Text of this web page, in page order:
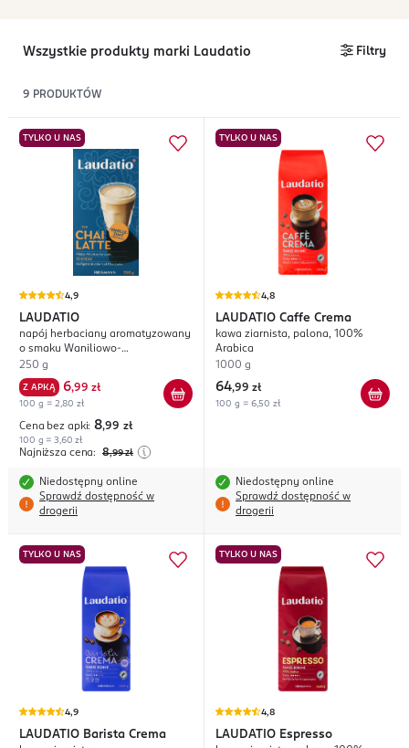
Wszystkie produkty marki Laudatio Filtry
9 PRODUKTÓW
TYLKO U NAS
4,9
LAUDATIO
napój herbaciany aromatyzowany
o smaku Waniliowo-
Cynamonowym, typu Chai Latte
250 g
Z APKĄ 6,99 zł
100 g = 2,80 zł
Cena bez apki: 8,99 zł
100 g = 3,60 zł
Najniższa cena: 8,99 zł
Niedostępny online
Sprawdź dostępność w
drogerii
TYLKO U NAS
4,8
LAUDATIO Caffe Crema
kawa ziarnista, palona, 100%
Arabica
1000 g
64,99 zł
100 g = 6,50 zł
Niedostępny online
Sprawdź dostępność w
drogerii
TYLKO U NAS
4,9
LAUDATIO Barista Crema
TYLKO U NAS
4,8
LAUDATIO Espresso